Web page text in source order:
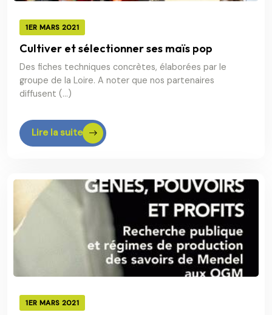
1ER MARS 2021
Cultiver et sélectionner ses maïs pop
Des fiches techniques concrètes, élaborées par le
groupe de la Loire. A noter que nos partenaires
diffusent (…)
Lire la suite
1ER MARS 2021